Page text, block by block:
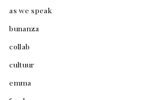
as we speak
bunanza
collab
cultuur
emma